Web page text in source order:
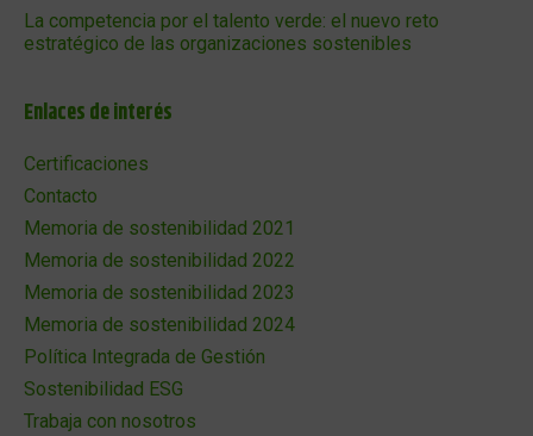
La competencia por el talento verde: el nuevo reto
estratégico de las organizaciones sostenibles
Enlaces de interés
Certificaciones
Contacto
Memoria de sostenibilidad 2021
Memoria de sostenibilidad 2022
Memoria de sostenibilidad 2023
Memoria de sostenibilidad 2024
Política Integrada de Gestión
Sostenibilidad ESG
Trabaja con nosotros